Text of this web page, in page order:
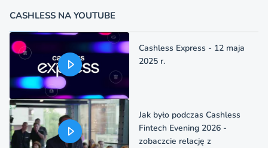
CASHLESS NA YOUTUBE
Cashless Express - 12 maja
2025 r.
Jak było podczas Cashless
Fintech Evening 2026 -
zobaczcie relację z